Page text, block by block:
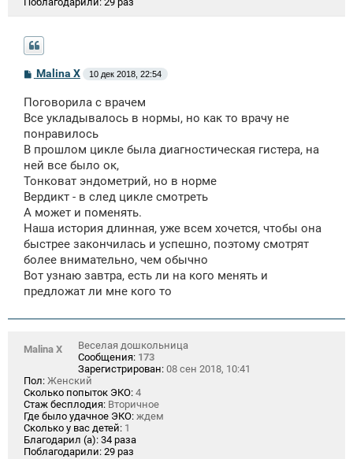
С
б
щ
н
и
Malina X 10 дек 2018, 22:54
Поговорила с врачем
Все укладывалось в нормы, но как то врачу не
понравилось
В прошлом цикле была диагностическая гистера, на
ней все было ок,
Тонковат эндометрий, но в норме
Вердикт - в след цикле смотреть
А может и поменять.
Наша история длинная, уже всем хочется, чтобы она
быстрее закончилась и успешно, поэтому смотрят
более внимательно, чем обычно
Вот узнаю завтра, есть ли на кого менять и
предложат ли мне кого то
Malina X
Веселая дошкольница
Сообщения: 173
Зарегистрирован: 08 сен 2018, 10:41
Пол: Женский
Сколько попыток ЭКО: 4
Стаж бесплодия: Вторичное
Где было удачное ЭКО: ждем
Сколько у вас детей: 1
Благодарил (а): 34 раза
Поблагодарили: 29 раз